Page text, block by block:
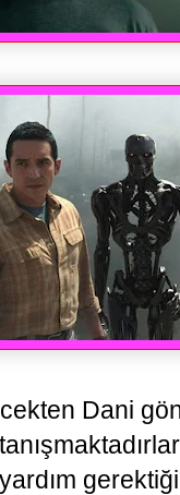
Dani